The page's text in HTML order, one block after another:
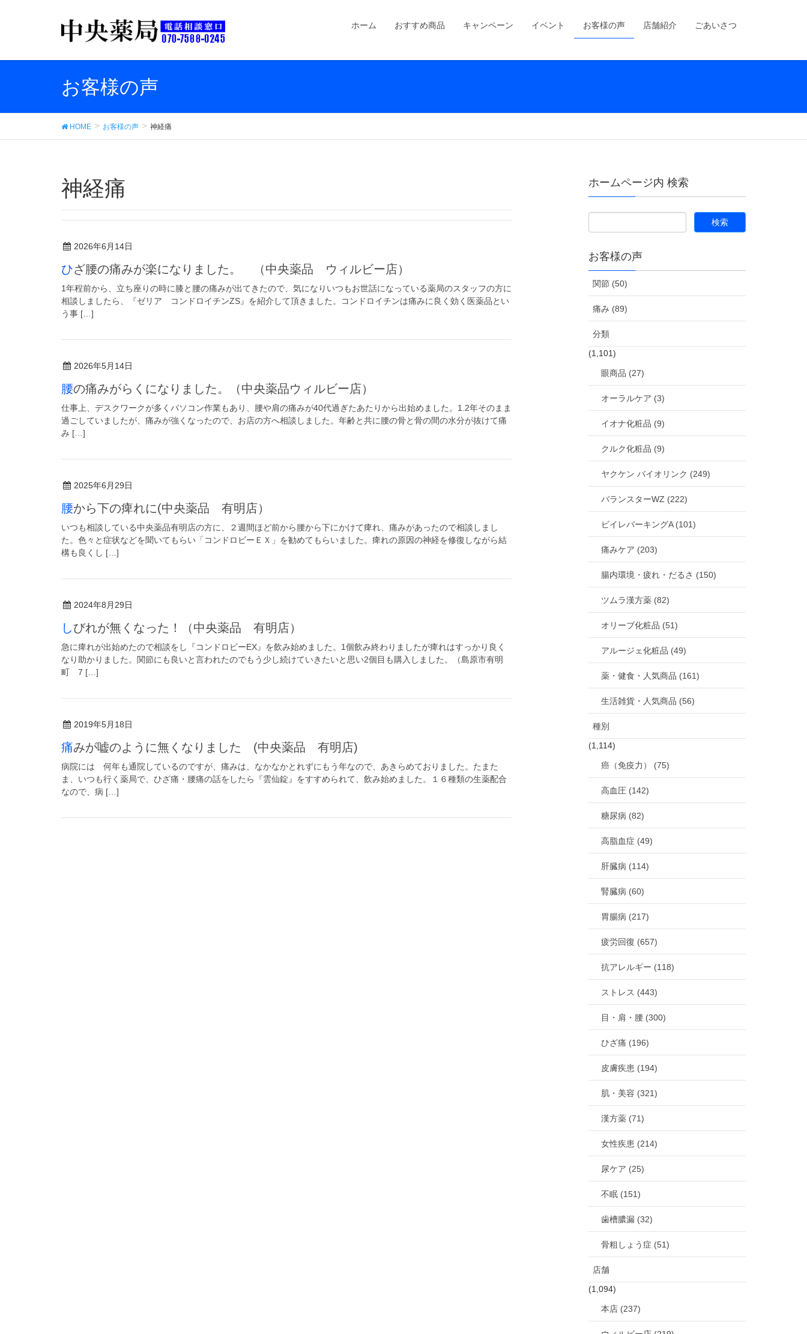
ホーム おすすめ商品 キャンペーン イベント お客様の声 店舗紹介 ごあいさつ
お客様の声
HOME お客様の声 神経痛
神経痛
2026年6月14日
ひざ腰の痛みが楽になりました。 （中央薬品 ウィルビー店）
1年程前から、立ち座りの時に膝と腰の痛みが出てきたので、気になりいつもお世話になっている薬局のスタッフの方に
相談しましたら、『ゼリア コンドロイチンZS』を紹介して頂きました。コンドロイチンは痛みに良く効く医薬品とい
う事 […]
2026年5月14日
腰の痛みがらくになりました。（中央薬品ウィルビー店）
仕事上、デスクワークが多くパソコン作業もあり、腰や肩の痛みが40代過ぎたあたりから出始めました。1.2年そのまま
過ごしていましたが、痛みが強くなったので、お店の方へ相談しました。年齢と共に腰の骨と骨の間の水分が抜けて痛
み […]
2025年6月29日
腰から下の痺れに(中央薬品 有明店）
いつも相談している中央薬品有明店の方に、２週間ほど前から腰から下にかけて痺れ、痛みがあったので相談しまし
た。色々と症状などを聞いてもらい「コンドロビーＥＸ」を勧めてもらいました。痺れの原因の神経を修復しながら結
構も良くし […]
2024年8月29日
しびれが無くなった！（中央薬品 有明店）
急に痺れが出始めたので相談をし『コンドロビーEX』を飲み始めました。1個飲み終わりましたが痺れはすっかり良く
なり助かりました。関節にも良いと言われたのでもう少し続けていきたいと思い2個目も購入しました。（島原市有明
町 7 […]
2019年5月18日
痛みが嘘のように無くなりました (中央薬品 有明店)
病院には 何年も通院しているのですが、痛みは、なかなかとれずにもう年なので、あきらめておりました。たまた
ま、いつも行く薬局で、ひざ痛・腰痛の話をしたら『雲仙錠』をすすめられて、飲み始めました。１６種類の生薬配合
なので、病 […]
ホームページ内 検索
お客様の声
関節 (50)
痛み (89)
分類
(1,101)
眼商品 (27)
オーラルケア (3)
イオナ化粧品 (9)
クルク化粧品 (9)
ヤクケン バイオリンク (249)
バランスターWZ (222)
ビイレバーキングA (101)
痛みケア (203)
腸内環境・疲れ・だるさ (150)
ツムラ漢方薬 (82)
オリーブ化粧品 (51)
アルージェ化粧品 (49)
薬・健食・人気商品 (161)
生活雑貨・人気商品 (56)
種別
(1,114)
癌（免疫力） (75)
高血圧 (142)
糖尿病 (82)
高脂血症 (49)
肝臓病 (114)
腎臓病 (60)
胃腸病 (217)
疲労回復 (657)
抗アレルギー (118)
ストレス (443)
目・肩・腰 (300)
ひざ痛 (196)
皮膚疾患 (194)
肌・美容 (321)
漢方薬 (71)
女性疾患 (214)
尿ケア (25)
不眠 (151)
歯槽膿漏 (32)
骨粗しょう症 (51)
店舗
(1,094)
本店 (237)